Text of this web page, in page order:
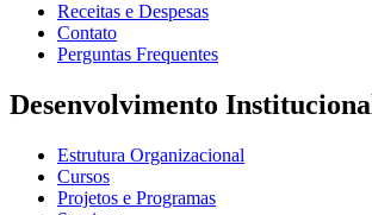
Receitas e Despesas
Contato
Perguntas Frequentes
Desenvolvimento
Estrutura Organizacional
Cursos
Projetos e Programas